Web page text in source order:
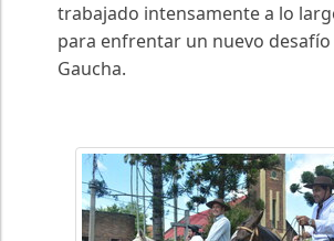
trabajado intensamente a lo
para enfrentar un nuevo desafío
Gaucha.